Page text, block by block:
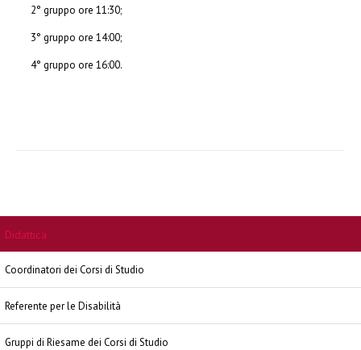
2° gruppo ore 11:30;
3° gruppo ore 14:00;
4° gruppo ore 16:00.
Didattica
Coordinatori dei Corsi di Studio
Referente per le Disabilità
Gruppi di Riesame dei Corsi di Studio